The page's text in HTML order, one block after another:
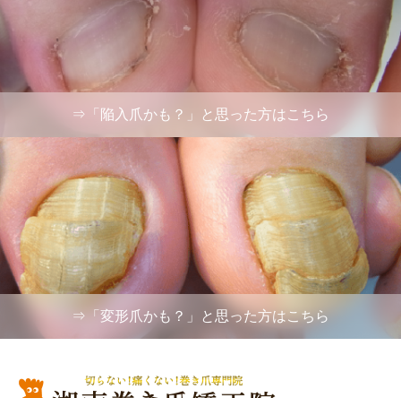
⇒「陥入爪かも？」と思った方はこちら
⇒「変形爪かも？」と思った方はこちら